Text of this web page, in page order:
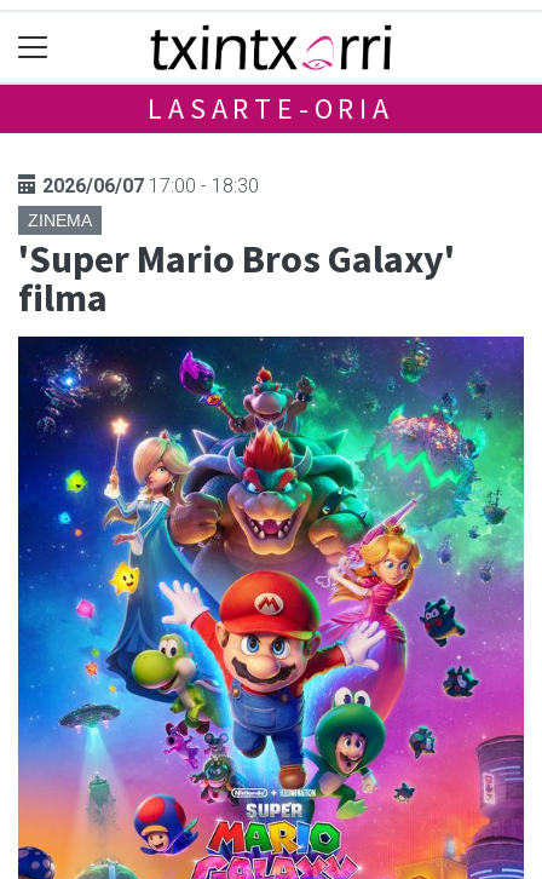
LASARTE-ORIA
2026/06/07 17:00 - 18:30
ZINEMA
'Super Mario Bros Galaxy'
filma